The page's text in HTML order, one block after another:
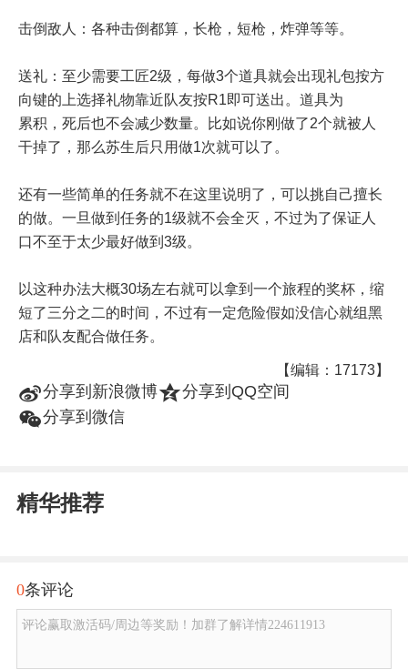
击倒敌人：各种击倒都算，长枪，短枪，炸弹等等。
送礼：至少需要工匠2级，每做3个道具就会出现礼包按方
向键的上选择礼物靠近队友按R1即可送出。道具为
累积，死后也不会减少数量。比如说你刚做了2个就被人
干掉了，那么苏生后只用做1次就可以了。
还有一些简单的任务就不在这里说明了，可以挑自己擅长
的做。一旦做到任务的1级就不会全灭，不过为了保证人
口不至于太少最好做到3级。
以这种办法大概30场左右就可以拿到一个旅程的奖杯，缩
短了三分之二的时间，不过有一定危险假如没信心就组黑
店和队友配合做任务。
【编辑：17173】
t分享到新浪微博z分享到QQ空间
w分享到微信
精华推荐
0条评论
评论赢取激活码/周边等奖励！加群了解详情224611913